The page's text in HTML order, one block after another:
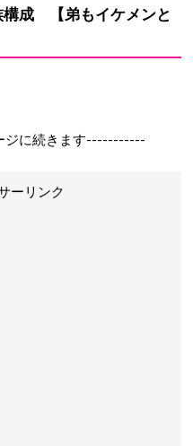
構成 【弟もイケメンと
ジに続きます-----------
ーリンク